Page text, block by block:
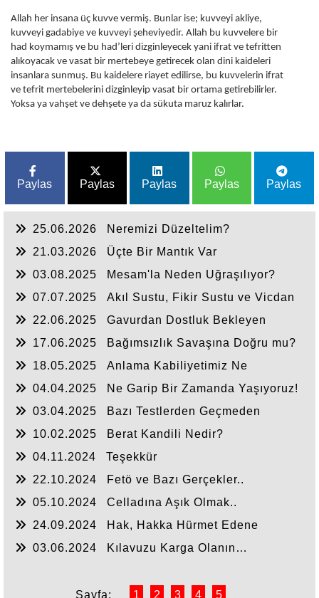
Allah her insana üç kuvve vermiş. Bunlar ise; kuvveyi akliye,
kuvveyi gadabiye ve kuvveyi şeheviyedir. Allah bu kuvvelere bir
had koymamış ve bu had’leri dizginleyecek yani ifrat ve tefritten
alıkoyacak ve vasat bir mertebeye getirecek olan dini kaideleri
insanlara sunmuş. Bu kaidelere riayet edilirse, bu kuvvelerin ifrat
ve tefrit mertebelerini dizginleyip vasat bir ortama getirebilirler.
Yoksa ya vahşet ve dehşete ya da sükuta maruz kalırlar.
Paylas Paylas Paylas Paylas Paylas
25.06.2026
Neremizi Düzeltelim?
21.03.2026
Üçte Bir Mantık Var
03.08.2025
Mesam'la Neden Uğraşılıyor?
07.07.2025
Akıl Sustu, Fikir Sustu ve Vicdan
22.06.2025
Gavurdan Dostluk Bekleyen
17.06.2025
Bağımsızlık Savaşına Doğru mu?
18.05.2025
Anlama Kabiliyetimiz Ne
04.04.2025
Ne Garip Bir Zamanda Yaşıyoruz!
03.04.2025
Bazı Testlerden Geçmeden
10.02.2025
Berat Kandili Nedir?
04.11.2024
Teşekkür
22.10.2024
Fetö ve Bazı Gerçekler..
05.10.2024
Celladına Aşık Olmak..
24.09.2024
Hak, Hakka Hürmet Edene
03.06.2024
Kılavuzu Karga Olanın…
Sayfa: 1 2 3 4 5